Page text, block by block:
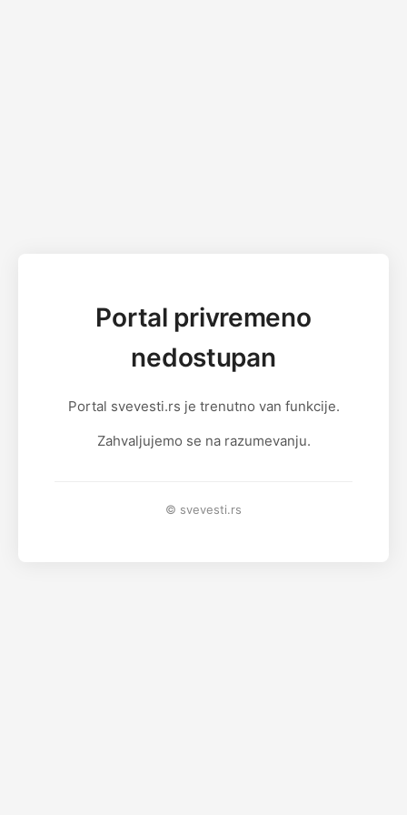
Portal privremeno
nedostupan
Portal svevesti.rs je trenutno van funkcije.
Zahvaljujemo se na razumevanju.
© svevesti.rs